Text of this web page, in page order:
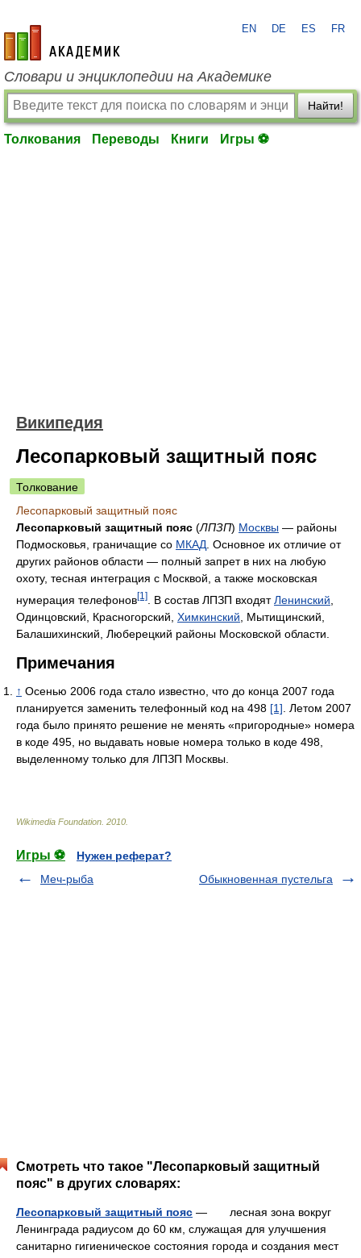
academic.ru
EN DE ES FR
Словари и энциклопедии на Академике
Найти!
Толкования Переводы Книги Игры ⚽
Википедия
Лесопарковый защитный пояс
Толкование
Лесопарковый защитный пояс
Лесопарковый защитный пояс (ЛПЗП) Москвы — районы
Подмосковья, граничащие со МКАД . Основное их отличие от
других районов области — полный запрет в них на любую
охоту, тесная интеграция с Москвой, а также московская
нумерация телефонов[1] . В состав ЛПЗП входятЛенинский
Одинцовский, Красногорский, Химкинский , Мытищинский,
Балашихинский, Люберецкий районы Московской области.
Примечания
↑ Осенью 2006 года стало известно, что до конца 2007 года
планируется заменить телефонный код на 498 [1] . Летом 2007
года было принято решение не менять «пригородные» номера
в коде 495, но выдавать новые номера только в коде 498,
выделенному только для ЛПЗП Москвы.
Wikimedia Foundation 2010
Игры ⚽
Нужен реферат?
Меч-рыба
Обыкновенная пустельга
Смотреть что такое "Лесопарковый защитный
пояс" в других словарях:
Лесопарковый защитный пояс — лесная зона вокруг
Ленинграда радиусом до 60 км, служащая для улучшения
санитарно гигиеническое состояния города и создания мест